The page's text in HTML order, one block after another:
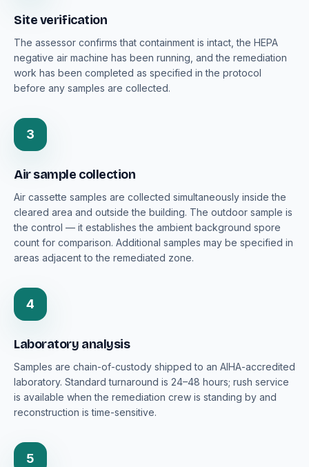
Site verification
The assessor confirms that containment is intact, the HEPA
negative air machine has been running, and the remediation
work has been completed as specified in the protocol
before any samples are collected.
3
Air sample collection
Air cassette samples are collected simultaneously inside the
cleared area and outside the building. The outdoor sample is
the control — it establishes the ambient background spore
count for comparison. Additional samples may be specified in
areas adjacent to the remediated zone.
4
Laboratory analysis
Samples are chain-of-custody shipped to an AIHA-accredited
laboratory. Standard turnaround is 24–48 hours; rush service
is available when the remediation crew is standing by and
reconstruction is time-sensitive.
5